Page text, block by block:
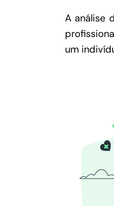
A análise
um